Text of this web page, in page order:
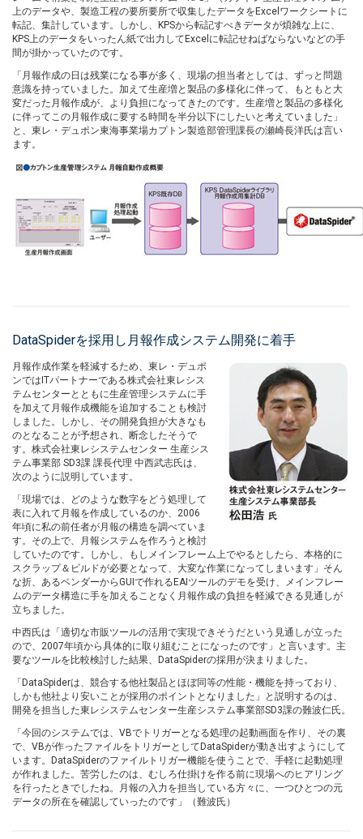
上のデータや、製造工程の要所要所で収集したデータをExcelワークシートに
転記、集計しています。しかし、KPSから転記すべきデータが煩雑な上に、
KPS上のデータをいったん紙で出力してExcelに転記せねばならないなどの手
間が掛かっていたのです。
「月報作成の日は残業になる事が多く、現場の担当者としては、ずっと問題
意識を持っていました。加えて生産増と製品の多様化に伴って、もともと大
変だった月報作成が、より負担になってきたのです。生産増と製品の多様化
に伴ってこの月報作成に要する時間を半分以下にしたいと考えていました」
と、東レ・デュポン東海事業場カプトン製造部管理課長の瀬崎長洋氏は言い
ます。
DataSpiderを採用し月報作成システム開発に着手
月報作成作業を軽減するため、東レ・デュポ
ンではITパートナーである株式会社東レシス
テムセンターとともに生産管理システムに手
を加えて月報作成機能を追加することも検討
しました。しかし、その開発負担が大きなも
のとなることが予想され、断念したそうで
す。株式会社東レシステムセンター 生産シス
テム事業部 SD3課 課長代理 中西武志氏は、
次のように説明しています。
「現場では、どのような数字をどう処理して
表に入れて月報を作成しているのか、2006
年頃に私の前任者が月報の構造を調べていま
す。その上で、月報システムを作ろうと検討
していたのです。しかし、もしメインフレーム上でやるとしたら、本格的に
スクラップ＆ビルドが必要となって、大変な作業になってしまいます」そん
な折、あるベンダーからGUIで作れるEAIツールのデモを受け、メインフレー
ムのデータ構造に手を加えることなく月報作成の負担を軽減できる見通しが
立ちました。
中西氏は「適切な市販ツールの活用で実現できそうだという見通しが立った
ので、2007年頃から具体的に取り組むことになったのです」と言います。主
要なツールを比較検討した結果、DataSpiderの採用が決まりました。
「DataSpiderは、競合する他社製品とほぼ同等の性能・機能を持っており、
しかも他社より安いことが採用のポイントとなりました」と説明するのは、
開発を担当した東レシステムセンター生産システム事業部SD3課の難波仁氏。
「今回のシステムでは、VBでトリガーとなる処理の起動画面を作り、その裏
で、VBが作ったファイルをトリガーとしてDataSpiderが動き出すようにして
います。DataSpiderのファイルトリガー機能を使うことで、手軽に起動処理
が作れました。苦労したのは、むしろ仕掛けを作る前に現場へのヒアリング
を行ったときでしたね。月報の入力を担当している方々に、一つひとつの元
データの所在を確認していったのです」（難波氏）